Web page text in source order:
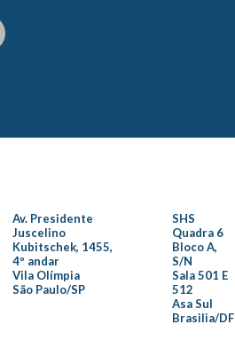
Av. Presidente
Juscelino
Kubitschek, 1455,
4º andar
Vila Olímpia
São Paulo/SP
SHS
Quadra 6
Bloco A,
S/N
Sala 501 E
512
Asa Sul
Brasilia/DF